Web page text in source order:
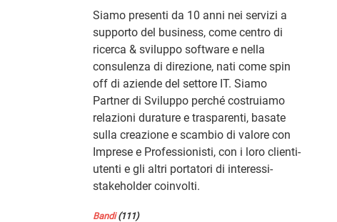
Siamo presenti da 10 anni nei servizi a
supporto del business, come centro di
ricerca & sviluppo software e nella
consulenza di direzione, nati come spin
off di aziende del settore IT. Siamo
Partner di Sviluppo perché costruiamo
relazioni durature e trasparenti, basate
sulla creazione e scambio di valore con
Imprese e Professionisti, con i loro clienti-
utenti e gli altri portatori di interessi-
stakeholder coinvolti.
Bandi(111)